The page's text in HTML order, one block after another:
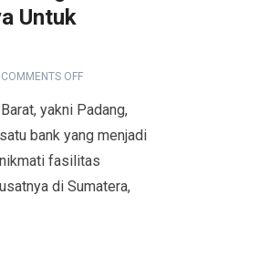
Untuk
COMMENTS OFF
yakni Padang,
bank yang menjadi
fasilitas
di Sumatera,